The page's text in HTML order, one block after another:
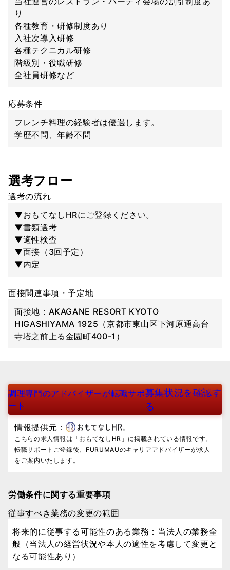
り
各種教育・研修制度あり
入社次導入研修
各種テクニカル研修
階級別・役職研修
全社員研修など
応募条件
フレンチ料理の経験者は優遇します。
学歴不問、年齢不問
選考フロー
選考の流れ
▼おもてなしHRにご登録ください。
▼書類選考
▼適性検査
▼面接（3回予定）
▼内定
面接関連事項・予定地
面接地：AKAGANE RESORT KYOTO
HIGASHIYAMA 1925（京都市東山区下河原通高台
寺塔之前上る金園町400-1）
調理専門のアドバイザーが転職サポ
ート
募集状況を確認す
る
情報提供元：
こちらの求人情報は「おもてなしHR」に掲載されている情報です。
転職サポートご登録後、FURUMAUのキャリアアドバイザーが求人
をご案内いたします。
労働条件に関する重要事項
従事すべき業務の変更の範囲
将来的に従事する可能性のある業務：当法人の業務全
般（当法人の経営状況や本人の適性を考慮して変更と
なる可能性あり）